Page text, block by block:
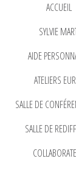
ACCUEIL
SYLVIE
AIDE
ATELIERS
SALLE DE
SALLE DE